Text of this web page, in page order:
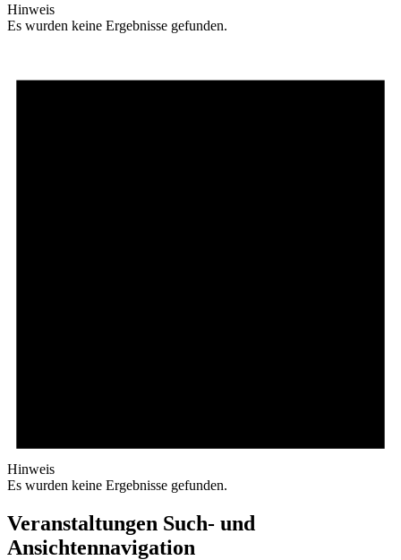
Hinweis
Es wurden keine Ergebnisse gefunden.
Hinweis
Es wurden keine Ergebnisse gefunden.
Veranstaltungen Such- und
Ansichtennavigation